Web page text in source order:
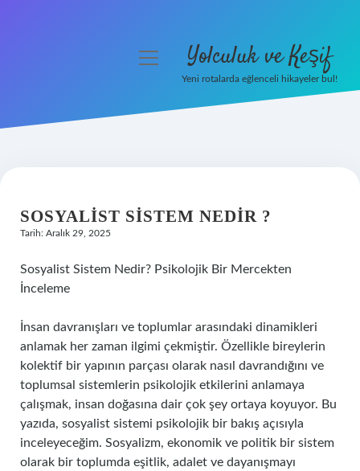
Hakkımızda
menüyü Yolculuk ve Keşif
Yeni rotalarda eğlenceli hikayeler bul!
SOSYALIST SISTEM NEDIR ?
Tarih: Aralık 29, 2025
Sosyalist Sistem Nedir? Psikolojik Bir Mercekten
İnceleme
İnsan davranışları ve toplumlar arasındaki dinamikleri
anlamak her zaman ilgimi çekmiştir. Özellikle bireylerin
kolektif bir yapının parçası olarak nasıl davrandığını ve
toplumsal sistemlerin psikolojik etkilerini anlamaya
çalışmak, insan doğasına dair çok şey ortaya koyuyor. Bu
yazıda, sosyalist sistemi psikolojik bir bakış açısıyla
inceleyeceğim. Sosyalizm, ekonomik ve politik bir sistem
olarak bir toplumda eşitlik, adalet ve dayanışmayı